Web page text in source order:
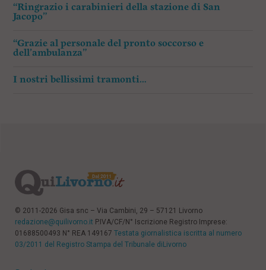
“Ringrazio i carabinieri della stazione di San
Jacopo”
“Grazie al personale del pronto soccorso e
dell’ambulanza”
I nostri bellissimi tramonti…
© 2011-2026 Gisa snc – Via Cambini, 29 – 57121 Livorno
redazione@quilivorno.it P.IVA/CF/N° Iscrizione Registro Imprese:
01688500493 N° REA 149167 Testata giornalistica iscritta al numero
03/2011 del Registro Stampa del Tribunale diLivorno